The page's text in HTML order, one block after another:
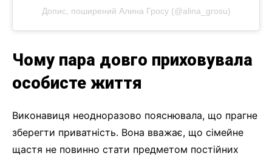
Допис, поширений Алина Гросу (@alina_grosu)
Чому пара довго приховувала
особисте життя
Виконавиця неодноразово пояснювала, що прагне
зберегти приватність. Вона вважає, що сімейне
щастя не повинно стати предметом постійних